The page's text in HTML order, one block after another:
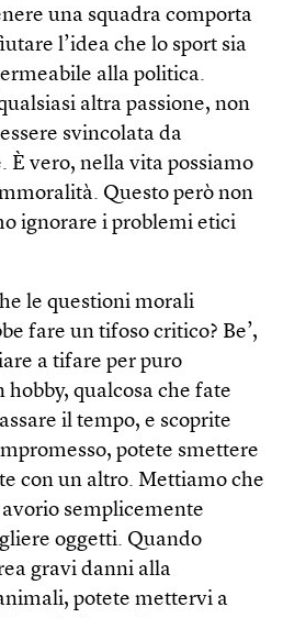
una squadra comporta
l’idea che lo sport sia
alla politica.
altra passione, non
svincolata da
È vero, nella vita possiamo
Questo però non
ignorare i problemi etici
le questioni morali
fare un tifoso critico? Be’,
a tifare per puro
hobby, qualcosa che fate
il tempo, e scoprite
potete smettere
con un altro. Mettiamo che
semplicemente
oggetti. Quando
gravi danni alla
potete mettervi a